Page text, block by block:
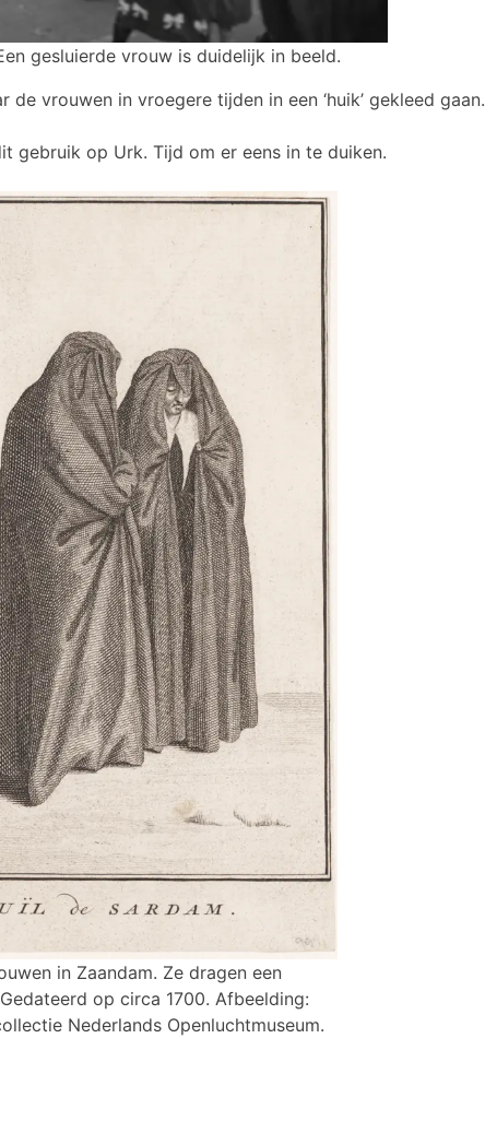
gesluierde vrouw is duidelijk in beeld.
vrouwen in vroegere tijden in een ‘huik’ gekleed gaan.
gebruik op Urk. Tijd om er eens in te duiken.
in Zaandam. Ze dragen een
op circa 1700. Afbeelding:
Nederlands Openluchtmuseum.